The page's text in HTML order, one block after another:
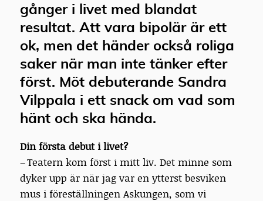
gånger i livet med blandat
resultat. Att vara bipolär är ett
ok, men det händer också roliga
saker när man inte tänker efter
först. Möt debuterande Sandra
Vilppala i ett snack om vad som
hänt och ska hända.
Din första debut i livet?
– Teatern kom först i mitt liv. Det minne som
dyker upp är när jag var en ytterst besviken
mus i föreställningen Askungen, som vi